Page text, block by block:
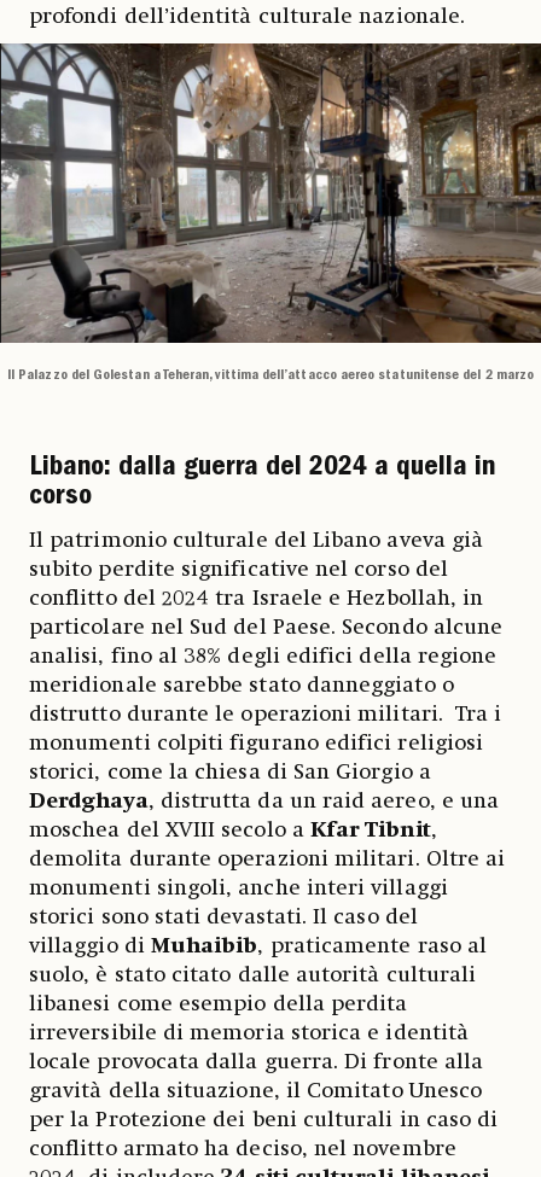
profondi dell’identità culturale nazionale.
Il Palazzo del Golestan a Teheran, vittima dell’attacco aereo statunitense del 2 marzo
Libano: dalla guerra del 2024 a quella in
corso
Il patrimonio culturale del Libano aveva già
subito perdite significative nel corso del
conflitto del 2024 tra Israele e Hezbollah, in
particolare nel Sud del Paese. Secondo alcune
analisi, fino al 38% degli edifici della regione
meridionale sarebbe stato danneggiato o
distrutto durante le operazioni militari. Tra i
monumenti colpiti figurano edifici religiosi
storici, come la chiesa di San Giorgio a
Derdghaya, distrutta da un raid aereo, e una
moschea del XVIII secolo a Kfar Tibnit,
demolita durante operazioni militari. Oltre ai
monumenti singoli, anche interi villaggi
storici sono stati devastati. Il caso del
villaggio di Muhaibib, praticamente raso al
suolo, è stato citato dalle autorità culturali
libanesi come esempio della perdita
irreversibile di memoria storica e identità
locale provocata dalla guerra. Di fronte alla
gravità della situazione, il Comitato Unesco
per la Protezione dei beni culturali in caso di
conflitto armato ha deciso, nel novembre